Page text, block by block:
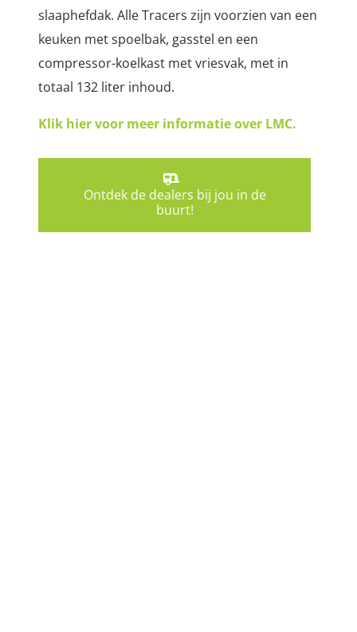
slaaphefdak. Alle Tracers zijn voorzien van een
keuken met spoelbak, gasstel en een
compressor-koelkast met vriesvak, met in
totaal 132 liter inhoud.
Klik hier voor meer informatie over LMC.
Ontdek de dealers bij jou in de
buurt!